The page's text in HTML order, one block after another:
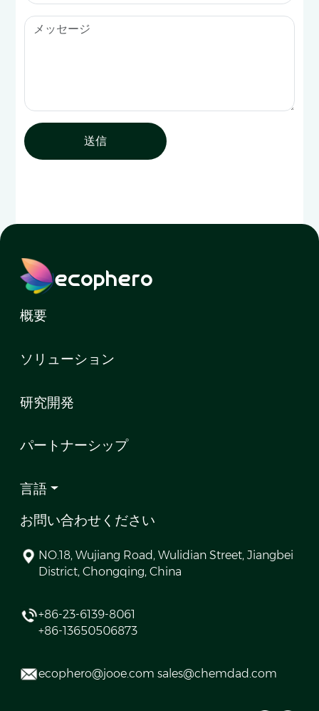
送信
ecophero
概要
ソリューション
研究開発
パートナーシップ
言語
お問い合わせください
NO.18, Wujiang Road, Wulidian Street, Jiangbei
District, Chongqing, China
+86-23-6139-8061
+86-13650506873
ecophero@jooe.com sales@chemdad.com